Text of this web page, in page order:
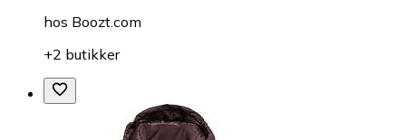
hos Boozt.com
+2 butikker